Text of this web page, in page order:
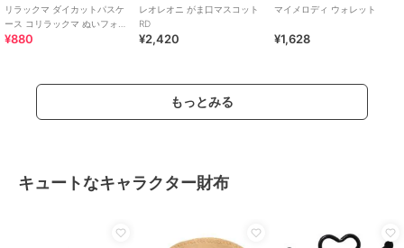
リラックマ ダイカットパスケ
ース コリラックマ ぬいフォト
シリーズ
¥880
レオレオニ がま口マスコット
RD
¥2,420
マイメロディ ウォレット
¥1,628
もっとみる
キュートなキャラクター財布